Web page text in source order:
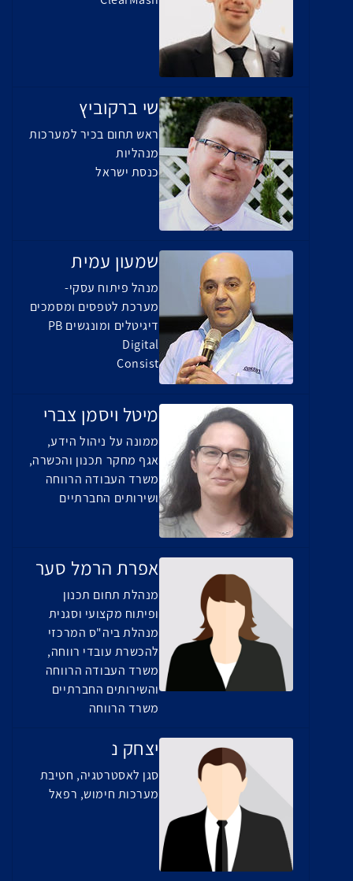
שי ברקוביץ
ראש תחום בכיר למערכות
מנהליות
כנסת ישראל
שמעון עמית
מנהל פיתוח עסקי-
מערכת לטפסים ומסמכים
דיגיטלים ומונגשים PB
Digital
Consist
מיטל ויסמן צברי
ממונה על ניהול הידע,
אגף מחקר תכנון והכשרה,
משרד העבודה הרווחה
ושירותים החברתיים
אפרת הרמל סער
מנהלת תחום תכנון
ופיתוח מקצועי וסגנית
מנהלת ביה"ס המרכזי
להכשרת עובדי רווחה,
משרד העבודה הרווחה
והשירותים החברתיים
משרד הרווחה
יצחק נ
סגן לאסטרטגיה, חטיבת
מערכות חימוש, רפאל